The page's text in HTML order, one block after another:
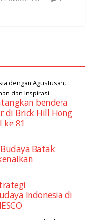
dengan Agustusan,
dan Inspirasi
bendera
di Brick Hill Hong
ke 81
Batak
Indonesia di